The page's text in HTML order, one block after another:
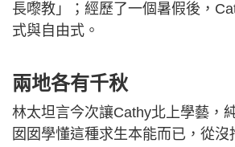
長嚟教」；經歷了一個暑假後，
式與自由式。
兩地各有千秋
林太坦言今次讓Cathy北上學藝，
囡囡學懂這種求生本能而已，從